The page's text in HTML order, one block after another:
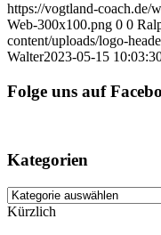
https://vogtland-coach.de/
Web-300x100.png 0 0
content/uploads/logo-
Walter2023-05-15
Folge uns auf
Kategorien
Kategorien
Kürzlich